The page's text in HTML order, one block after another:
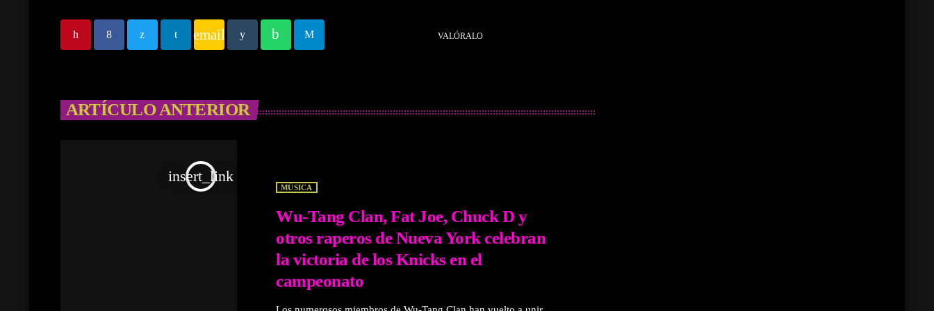
email VALÓRALO
ARTÍCULO ANTERIOR
insert_link
MÚSICA
Wu-Tang Clan, Fat Joe, Chuck D y
otros raperos de Nueva York celebran
la victoria de los Knicks en el
campeonato